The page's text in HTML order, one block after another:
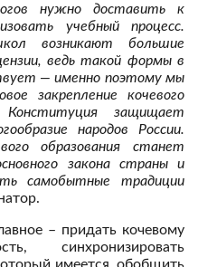
нужно доставить к
учебный процесс.
возникают большие
ведь такой формы в
— именно поэтому мы
закрепление кочевого
Конституция защищает
народов России.
образования станет
закона страны и
самобытные традиции
– придать кочевому
синхронизировать